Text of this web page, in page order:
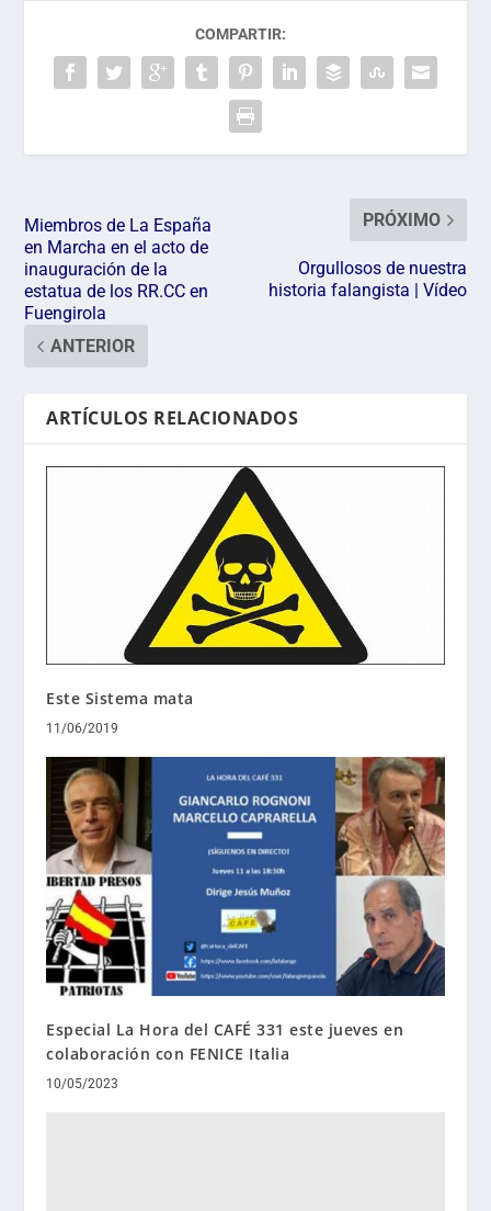
COMPARTIR:
Miembros de La España
en Marcha en el acto de
inauguración de la
estatua de los RR.CC en
Fuengirola
ANTERIOR
PRÓXIMO
Orgullosos de nuestra
historia falangista | Vídeo
ARTÍCULOS RELACIONADOS
Este Sistema mata
11/06/2019
Especial La Hora del CAFÉ 331 este jueves en
colaboración con FENICE Italia
10/05/2023